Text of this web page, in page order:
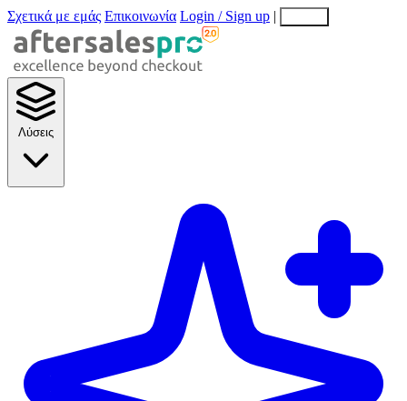
Σχετικά με εμάς Επικοινωνία Login / Sign up |
Λύσεις